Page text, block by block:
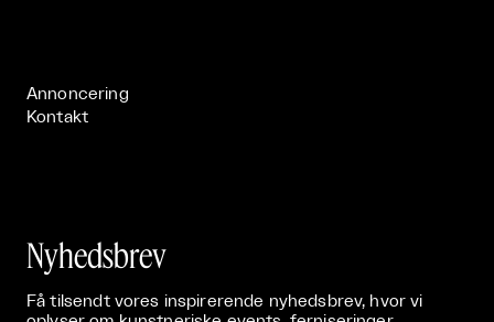
Annoncering
Kontakt
Nyhedsbrev
Få tilsendt vores inspirerende nyhedsbrev, hvor vi